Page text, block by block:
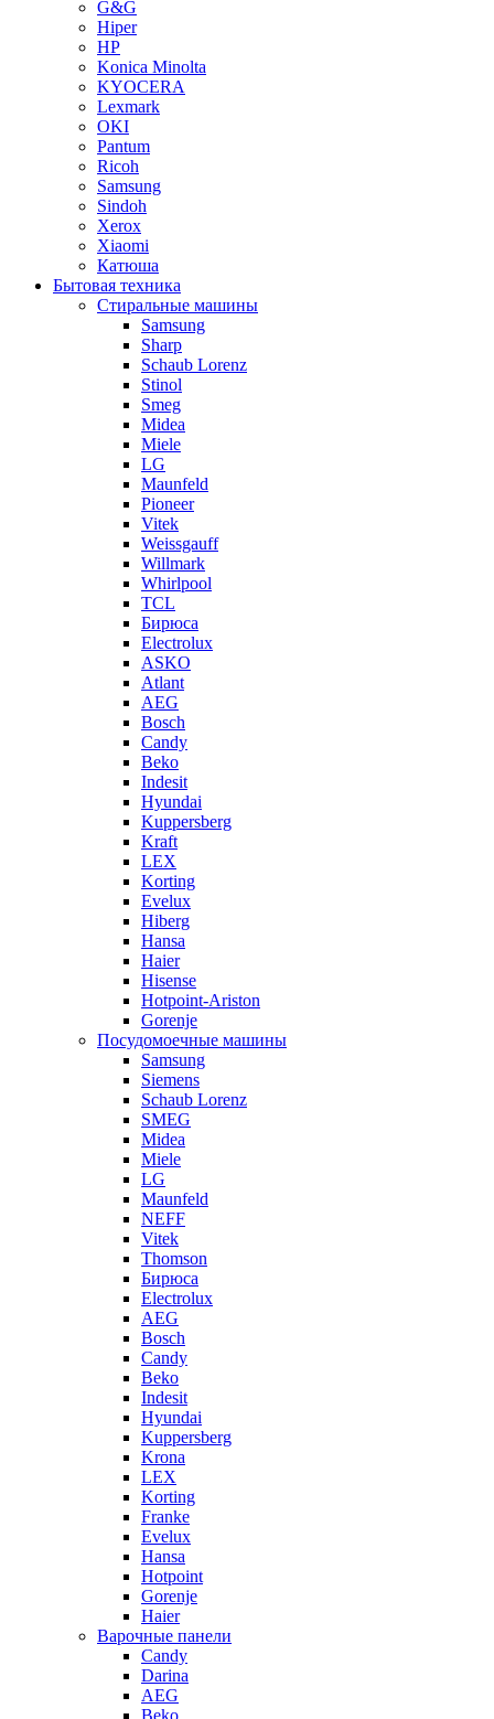
G&G
Hiper
HP
Konica Minolta
KYOCERA
Lexmark
OKI
Pantum
Ricoh
Samsung
Sindoh
Xerox
Xiaomi
Катюша
Бытовая техника
Стиральные машины
Samsung
Sharp
Schaub Lorenz
Stinol
Smeg
Midea
Miele
LG
Maunfeld
Pioneer
Vitek
Weissgauff
Willmark
Whirlpool
TCL
Бирюса
Electrolux
ASKO
Atlant
AEG
Bosch
Candy
Beko
Indesit
Hyundai
Kuppersberg
Kraft
LEX
Korting
Evelux
Hiberg
Hansa
Haier
Hisense
Hotpoint-Ariston
Gorenje
Посудомоечные машины
Samsung
Siemens
Schaub Lorenz
SMEG
Midea
Miele
LG
Maunfeld
NEFF
Vitek
Thomson
Бирюса
Electrolux
AEG
Bosch
Candy
Beko
Indesit
Hyundai
Kuppersberg
Krona
LEX
Korting
Franke
Evelux
Hansa
Hotpoint
Gorenje
Haier
Варочные панели
Candy
Darina
AEG